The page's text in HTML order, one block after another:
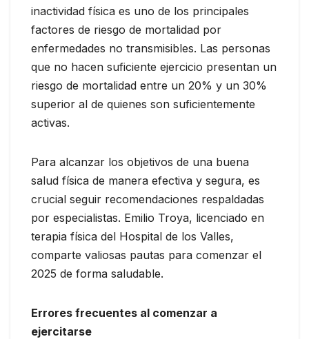
inactividad física es uno de los principales
factores de riesgo de mortalidad por
enfermedades no transmisibles. Las personas
que no hacen suficiente ejercicio presentan un
riesgo de mortalidad entre un 20% y un 30%
superior al de quienes son suficientemente
activas.
Para alcanzar los objetivos de una buena
salud física de manera efectiva y segura, es
crucial seguir recomendaciones respaldadas
por especialistas. Emilio Troya, licenciado en
terapia física del Hospital de los Valles,
comparte valiosas pautas para comenzar el
2025 de forma saludable.
Errores frecuentes al comenzar a
ejercitarse